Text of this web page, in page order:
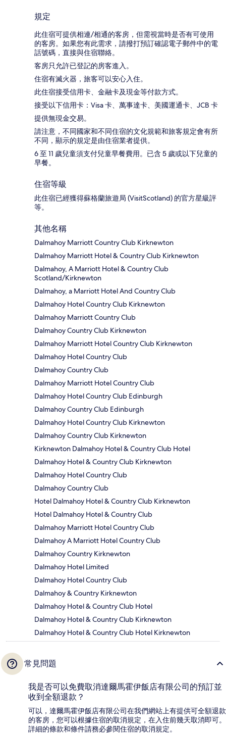
規定
此住宿可提供相連/相通的客房，但需視當時是否有可使用
的客房。如果您有此需求，請撥打預訂確認電子郵件中的電
話號碼，直接與住宿聯絡。
客房只允許已登記的房客進入。
住宿有滅火器，旅客可以安心入住。
此住宿接受信用卡、金融卡及現金等付款方式。
接受以下信用卡：Visa 卡、萬事達卡、美國運通卡、JCB 卡
提供無現金交易。
請注意，不同國家和不同住宿的文化規範和旅客規定會有所
不同，顯示的規定是由住宿業者提供。
6 至 11 歲兒童須支付兒童早餐費用。已含 5 歲或以下兒童的
早餐。
住宿等級
此住宿已經獲得蘇格蘭旅遊局 (VisitScotland) 的官方星級評
等。
其他名稱
Dalmahoy Marriott Country Club Kirknewton
Dalmahoy Marriott Hotel & Country Club Kirknewton
Dalmahoy, A Marriott Hotel & Country Club
Scotland/Kirknewton
Dalmahoy, a Marriott Hotel And Country Club
Dalmahoy Hotel Country Club Kirknewton
Dalmahoy Marriott Country Club
Dalmahoy Country Club Kirknewton
Dalmahoy Marriott Hotel Country Club Kirknewton
Dalmahoy Hotel Country Club
Dalmahoy Country Club
Dalmahoy Marriott Hotel Country Club
Dalmahoy Hotel Country Club Edinburgh
Dalmahoy Country Club Edinburgh
Dalmahoy Hotel Country Club Kirknewton
Dalmahoy Country Club Kirknewton
Kirknewton Dalmahoy Hotel & Country Club Hotel
Dalmahoy Hotel & Country Club Kirknewton
Dalmahoy Hotel Country Club
Dalmahoy Country Club
Hotel Dalmahoy Hotel & Country Club Kirknewton
Hotel Dalmahoy Hotel & Country Club
Dalmahoy Marriott Hotel Country Club
Dalmahoy A Marriott Hotel Country Club
Dalmahoy Country Kirknewton
Dalmahoy Hotel Limited
Dalmahoy Hotel Country Club
Dalmahoy & Country Kirknewton
Dalmahoy Hotel & Country Club Hotel
Dalmahoy Hotel & Country Club Kirknewton
Dalmahoy Hotel & Country Club Hotel Kirknewton
常見問題
我是否可以免費取消達爾馬霍伊飯店有限公司的預訂並
收到全額退款？
可以，達爾馬霍伊飯店有限公司在我們網站上有提供可全額退款
的客房，您可以根據住宿的取消規定，在入住前幾天取消即可。
詳細的條款和條件請務必參閱住宿的取消規定。